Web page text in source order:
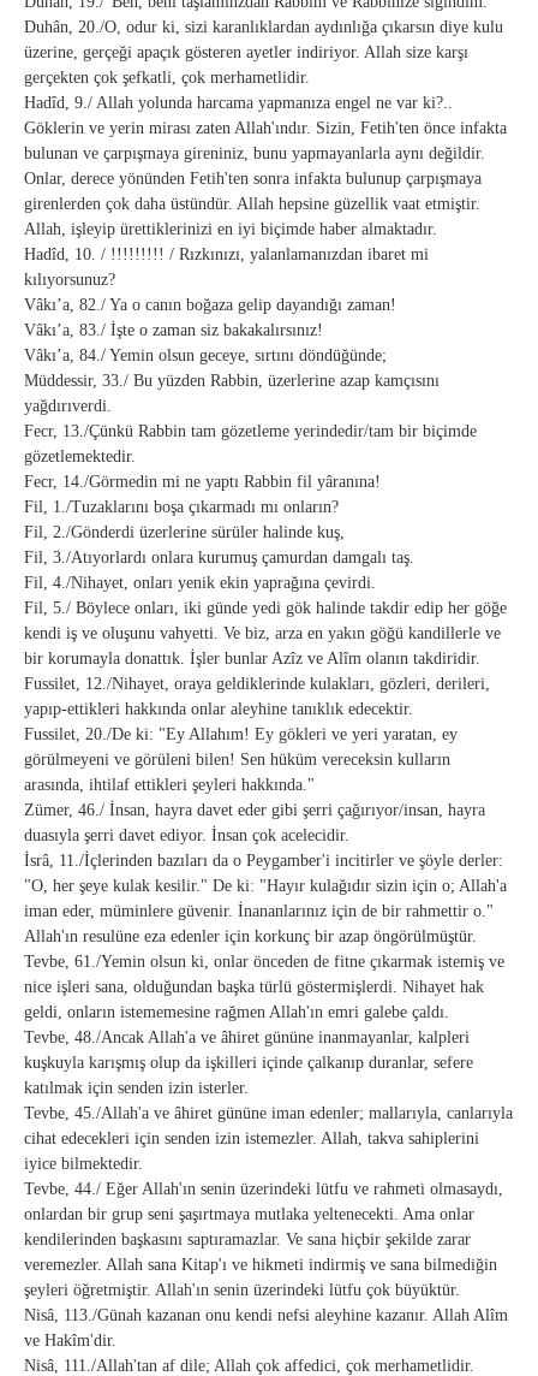
Duhân, 20./O, odur ki, sizi karanlıklardan aydınlığa çıkarsın diye kulu
üzerine, gerçeği apaçık gösteren ayetler indiriyor. Allah size karşı
gerçekten çok şefkatli, çok merhametlidir.
Hadîd, 9./ Allah yolunda harcama yapmanıza engel ne var ki?..
Göklerin ve yerin mirası zaten Allah'ındır. Sizin, Fetih'ten önce infakta
bulunan ve çarpışmaya gireniniz, bunu yapmayanlarla aynı değildir.
Onlar, derece yönünden Fetih'ten sonra infakta bulunup çarpışmaya
girenlerden çok daha üstündür. Allah hepsine güzellik vaat etmiştir.
Allah, işleyip ürettiklerinizi en iyi biçimde haber almaktadır.
Hadîd, 10. / !!!!!!!!! / Rızkınızı, yalanlamanızdan ibaret mi
kılıyorsunuz?
Vâkı’a, 82./ Ya o canın boğaza gelip dayandığı zaman!
Vâkı’a, 83./ İşte o zaman siz bakakalırsınız!
Vâkı’a, 84./ Yemin olsun geceye, sırtını döndüğünde;
Müddessir, 33./ Bu yüzden Rabbin, üzerlerine azap kamçısını
yağdırıverdi.
Fecr, 13./Çünkü Rabbin tam gözetleme yerindedir/tam bir biçimde
gözetlemektedir.
Fecr, 14./Görmedin mi ne yaptı Rabbin fil yâranına!
Fil, 1./Tuzaklarını boşa çıkarmadı mı onların?
Fil, 2./Gönderdi üzerlerine sürüler halinde kuş,
Fil, 3./Atıyorlardı onlara kurumuş çamurdan damgalı taş.
Fil, 4./Nihayet, onları yenik ekin yaprağına çevirdi.
Fil, 5./ Böylece onları, iki günde yedi gök halinde takdir edip her göğe
kendi iş ve oluşunu vahyetti. Ve biz, arza en yakın göğü kandillerle ve
bir korumayla donattık. İşler bunlar Azîz ve Alîm olanın takdiridir.
Fussilet, 12./Nihayet, oraya geldiklerinde kulakları, gözleri, derileri,
yapıp-ettikleri hakkında onlar aleyhine tanıklık edecektir.
Fussilet, 20./De ki: "Ey Allahım! Ey gökleri ve yeri yaratan, ey
görülmeyeni ve görüleni bilen! Sen hüküm vereceksin kulların
arasında, ihtilaf ettikleri şeyleri hakkında."
Zümer, 46./ İnsan, hayra davet eder gibi şerri çağırıyor/insan, hayra
duasıyla şerri davet ediyor. İnsan çok acelecidir.
İsrâ, 11./İçlerinden bazıları da o Peygamber'i incitirler ve şöyle derler:
"O, her şeye kulak kesilir." De ki: "Hayır kulağıdır sizin için o; Allah'a
iman eder, müminlere güvenir. İnananlarınız için de bir rahmettir o."
Allah'ın resulüne eza edenler için korkunç bir azap öngörülmüştür.
Tevbe, 61./Yemin olsun ki, onlar önceden de fitne çıkarmak istemiş ve
nice işleri sana, olduğundan başka türlü göstermişlerdi. Nihayet hak
geldi, onların istememesine rağmen Allah'ın emri galebe çaldı.
Tevbe, 48./Ancak Allah'a ve âhiret gününe inanmayanlar, kalpleri
kuşkuyla karışmış olup da işkilleri içinde çalkanıp duranlar, sefere
katılmak için senden izin isterler.
Tevbe, 45./Allah'a ve âhiret gününe iman edenler; mallarıyla, canlarıyla
cihat edecekleri için senden izin istemezler. Allah, takva sahiplerini
iyice bilmektedir.
Tevbe, 44./ Eğer Allah'ın senin üzerindeki lütfu ve rahmeti olmasaydı,
onlardan bir grup seni şaşırtmaya mutlaka yeltenecekti. Ama onlar
kendilerinden başkasını saptıramazlar. Ve sana hiçbir şekilde zarar
veremezler. Allah sana Kitap'ı ve hikmeti indirmiş ve sana bilmediğin
şeyleri öğretmiştir. Allah'ın senin üzerindeki lütfu çok büyüktür.
Nisâ, 113./Günah kazanan onu kendi nefsi aleyhine kazanır. Allah Alîm
ve Hakîm'dir.
Nisâ, 111./Allah'tan af dile; Allah çok affedici, çok merhametlidir.